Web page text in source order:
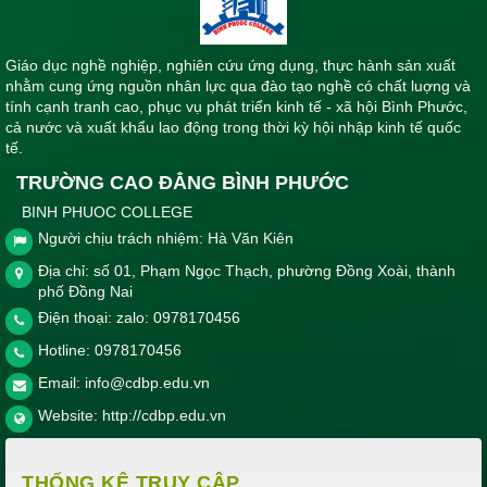
Giáo dục nghề nghiệp, nghiên cứu ứng dụng, thực hành sản xuất
nhằm cung ứng nguồn nhân lực qua đào tạo nghề có chất luợng và
tính cạnh tranh cao, phục vụ phát triển kinh tế - xã hội Bình Phước,
cả nước và xuất khẩu lao động trong thời kỳ hội nhập kinh tế quốc
tế.
TRƯỜNG CAO ĐẲNG BÌNH PHƯỚC
BINH PHUOC COLLEGE
Người chịu trách nhiệm: Hà Văn Kiên
Địa chỉ: số 01, Phạm Ngọc Thạch, phường Đồng Xoài, thành
phố Đồng Nai
Điện thoại: zalo: 0978170456
Hotline: 0978170456
Email: info@cdbp.edu.vn
Website: http://cdbp.edu.vn
THỐNG KÊ TRUY CẬP